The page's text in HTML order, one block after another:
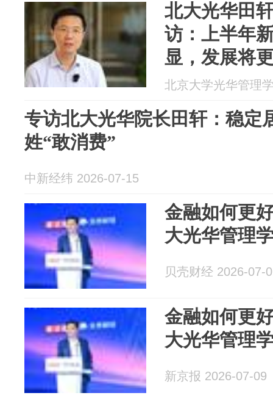
北大光华田
访：上半年
显，发展将
北京大学光华管理
专访北大光华院长田轩：稳定
姓“敢消费”
中新经纬 2026-07-15
金融如何更
大光华管理
贝壳财经 2026-07-
金融如何更
大光华管理
新京报 2026-07-09